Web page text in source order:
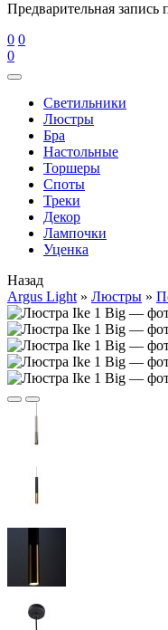
Предварительная запись
0 0
0
Cветильники
Люстры
Бра
Настольные
Торшеры
Споты
Треки
Декор
Лампочки
Уценка
Назад
Argus Light » Люстры »